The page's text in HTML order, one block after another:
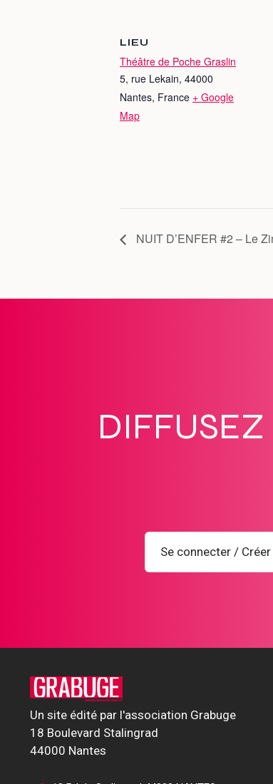
LIEU
Théâtre de Poche Graslin
5, rue Lekain, 44000
Nantes, France + Google
Map
NUIT D’ENFER #2 – Le
Se connecter /
Un site édité par l'association Grabuge
18 Boulevard Stalingrad
44000 Nantes